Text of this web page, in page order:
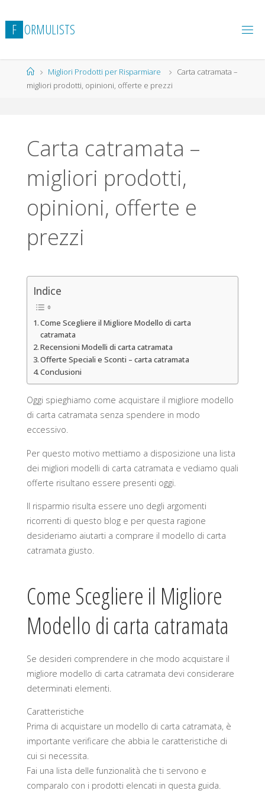
al
contenuto
F ORMULISTS
HomeMigliori Prodotti per Risparmiare
Carta catramata –
migliori prodotti, opinioni, offerte e prezzi
Carta catramata –
migliori prodotti,
opinioni, offerte e
prezzi
Indice
Come Scegliere il Migliore Modello di carta
catramata
Recensioni Modelli di carta catramata
Offerte Speciali e Sconti – carta catramata
Conclusioni
Oggi spieghiamo come acquistare il migliore modello
di carta catramata senza spendere in modo
eccessivo.
Per questo motivo mettiamo a disposizione una lista
dei migliori modelli di carta catramata e vediamo quali
offerte risultano essere presenti oggi.
Il risparmio risulta essere uno degli argomenti
ricorrenti di questo blog e per questa ragione
desideriamo aiutarti a comprare il modello di carta
catramata giusto.
Come Scegliere il Migliore
Modello di carta catramata
Se desideri comprendere in che modo acquistare il
migliore modello di carta catramata devi considerare
determinati elementi.
Caratteristiche
Prima di acquistare un modello di carta catramata, è
importante verificare che abbia le caratteristiche di
cui si necessita.
Fai una lista delle funzionalità che ti servono e
comparalo con i prodotti elencati in questa guida.